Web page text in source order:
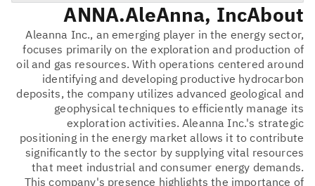
About
AleAnna, Inc.
ANNA
Aleanna Inc., an emerging player in the energy sector,
focuses primarily on the exploration and production of
oil and gas resources. With operations centered around
identifying and developing productive hydrocarbon
deposits, the company utilizes advanced geological and
geophysical techniques to efficiently manage its
exploration activities. Aleanna Inc.'s strategic
positioning in the energy market allows it to contribute
significantly to the sector by supplying vital resources
that meet industrial and consumer energy demands.
This company's presence highlights the importance of